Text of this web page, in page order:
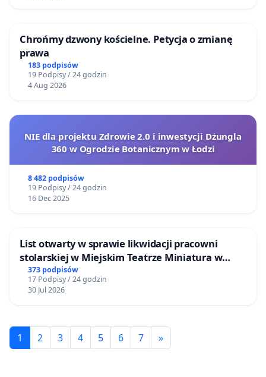
Chrońmy dzwony kościelne. Petycja o zmianę
prawa
183 podpisów
19 Podpisy / 24 godzin
4 Aug 2026
NIE dla projektu Zdrowie 2.0 i inwestycji Dżungla
360 w Ogrodzie Botanicznym w Łodzi
8 482 podpisów
19 Podpisy / 24 godzin
16 Dec 2025
List otwarty w sprawie likwidacji pracowni
stolarskiej w Miejskim Teatrze Miniatura w
Gdańsku
373 podpisów
17 Podpisy / 24 godzin
30 Jul 2026
1 2 3 4 5 6 7 »